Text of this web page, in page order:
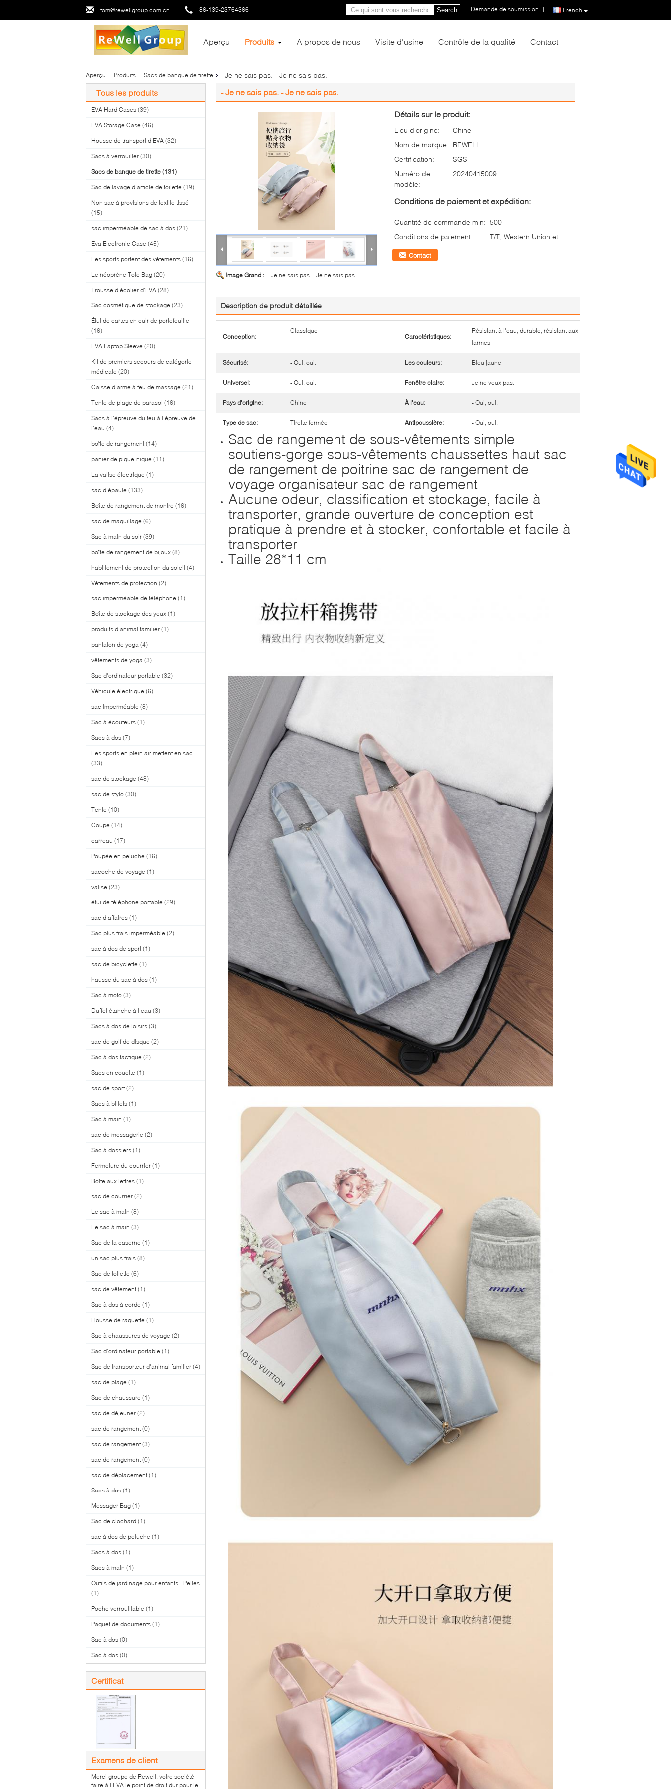
tom@rewellgroup.com.cn 86-139-23764366 French
Demande de soumission |
Search
Aperçu Produits A propos de nous Visite d'usine Contrôle de la qualité Contact
Aperçu Produits Sacs de banque de tirette - Je ne sais pas. - Je ne sais pas.
Tous les produits
EVA Hard Cases (39)
EVA Storage Case (46)
Housse de transport d'EVA (32)
Sacs à verrouiller (30)
Sacs de banque de tirette (131)
Sac de lavage d'article de toilette (19)
Non sac à provisions de textile tissé
(15)
sac imperméable de sac à dos (21)
Eva Electronic Case (45)
Les sports portent des vêtements (16)
Le néoprène Tote Bag (20)
Trousse d'écolier d'EVA (28)
Sac cosmétique de stockage (23)
Étui de cartes en cuir de portefeuille
(16)
EVA Laptop Sleeve (20)
Kit de premiers secours de catégorie
médicale (20)
Caisse d'arme à feu de massage (21)
Tente de plage de parasol (16)
Sacs à l'épreuve du feu à l'épreuve de
l'eau (4)
boîte de rangement (14)
panier de pique-nique (11)
La valise électrique (1)
sac d'épaule (133)
Boîte de rangement de montre (16)
sac de maquillage (6)
Sac à main du soir (39)
boîte de rangement de bijoux (8)
habillement de protection du soleil (4)
Vêtements de protection (2)
sac imperméable de téléphone (1)
Boîte de stockage des yeux (1)
produits d'animal familier (1)
pantalon de yoga (4)
vêtements de yoga (3)
Sac d'ordinateur portable (32)
Véhicule électrique (6)
sac imperméable (8)
Sac à écouteurs (1)
Sacs à dos (7)
Les sports en plein air mettent en sac
(33)
sac de stockage (48)
sac de stylo (30)
Tente (10)
Coupe (14)
carreau (17)
Poupée en peluche (16)
sacoche de voyage (1)
valise (23)
étui de téléphone portable (29)
sac d'affaires (1)
Sac plus frais imperméable (2)
sac à dos de sport (1)
sac de bicyclette (1)
hausse du sac à dos (1)
Sac à moto (3)
Duffel étanche à l'eau (3)
Sacs à dos de loisirs (3)
sac de golf de disque (2)
Sac à dos tactique (2)
Sacs en couette (1)
sac de sport (2)
Sacs à billets (1)
Sac à main (1)
sac de messagerie (2)
Sac à dossiers (1)
Fermeture du courrier (1)
Boîte aux lettres (1)
sac de courrier (2)
Le sac à main (8)
Le sac à main (3)
Sac de la caserne (1)
un sac plus frais (8)
Sac de toilette (6)
sac de vêtement (1)
Sac à dos à corde (1)
Housse de raquette (1)
Sac à chaussures de voyage (2)
Sac d'ordinateur portable (1)
Sac de transporteur d'animal familier (4)
sac de plage (1)
Sac de chaussure (1)
sac de déjeuner (2)
sac de rangement (0)
sac de rangement (3)
sac de rangement (0)
sac de déplacement (1)
Sacs à dos (1)
Messager Bag (1)
Sac de clochard (1)
sac à dos de peluche (1)
Sacs à dos (1)
Sacs à main (1)
Outils de jardinage pour enfants - Pelles
(1)
Poche verrouillable (1)
Paquet de documents (1)
Sac à dos (0)
Sac à dos (0)
Certificat
Examens de client
Merci groupe de Rewell, votre société
faire à l'EVA le point de droit dur pour le
- Je ne sais pas. - Je ne sais pas.
Image Grand : - Je ne sais pas. - Je ne sais pas.
Détails sur le produit:
Lieu d'origine:
Chine
Nom de marque: REWELL
Certification:
SGS
Numéro de
modèle:
20240415009
Conditions de paiement et expédition:
Quantité de commande min: 500
Conditions de paiement:
T/T, Western Union et
Contact
Description de produit détaillée
Conception:
Classique
Caractéristiques:
Résistant à l'eau, durable, résistant aux
larmes
Sécurisé: - Oui, oui. Les couleurs: Bleu jaune
Universel: - Oui, oui. Fenêtre claire: Je ne veux pas.
Pays d'origine: Chine À l'eau: - Oui, oui.
Type de sac: Tirette fermée Antipoussière: - Oui, oui.
Sac de rangement de sous-vêtements simple
soutiens-gorge sous-vêtements chaussettes haut sac
de rangement de poitrine sac de rangement de
voyage organisateur sac de rangement
Aucune odeur, classification et stockage, facile à
transporter, grande ouverture de conception est
pratique à prendre et à stocker, confortable et facile à
transporter
Taille 28*11 cm